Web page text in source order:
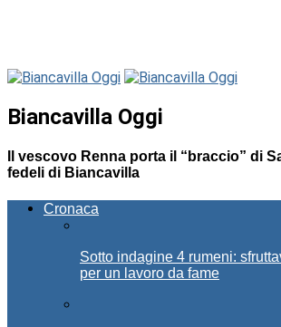
Biancavilla Oggi
Il vescovo Renna porta il “braccio” di
fedeli di Biancavilla
Cronaca
Sotto indagine 4 rumeni:
per un lavoro da fame